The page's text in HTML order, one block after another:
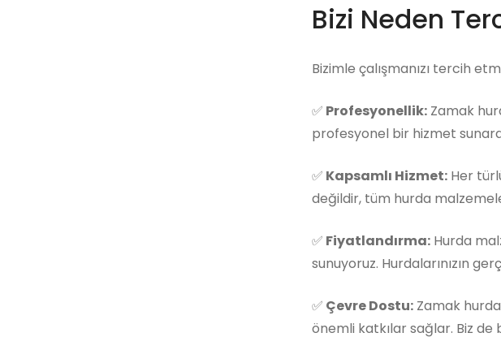
Bizi Neden
Bizimle çalışmanızı tercih
✅ Profesyonellik: Zamak
profesyonel bir hizmet
✅ Kapsamlı Hizmet: Her
değildir, tüm hurda
✅ Fiyatlandırma: Hurda
sunuyoruz. Hurdalarınızın
✅ Çevre Dostu: Zamak
önemli katkılar sağlar. Biz de